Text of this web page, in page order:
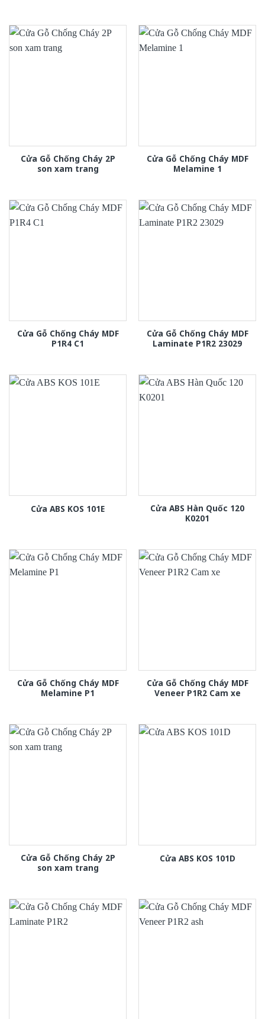
Cửa Gỗ Chống Cháy 2P
son xam trang
Cửa Gỗ Chống Cháy MDF
Melamine 1
Cửa Gỗ Chống Cháy MDF
P1R4 C1
Cửa Gỗ Chống Cháy MDF
Laminate P1R2 23029
Cửa ABS KOS 101E
Cửa ABS Hàn Quốc 120
K0201
Cửa Gỗ Chống Cháy MDF
Melamine P1
Cửa Gỗ Chống Cháy MDF
Veneer P1R2 Cam xe
Cửa Gỗ Chống Cháy 2P
son xam trang
Cửa ABS KOS 101D